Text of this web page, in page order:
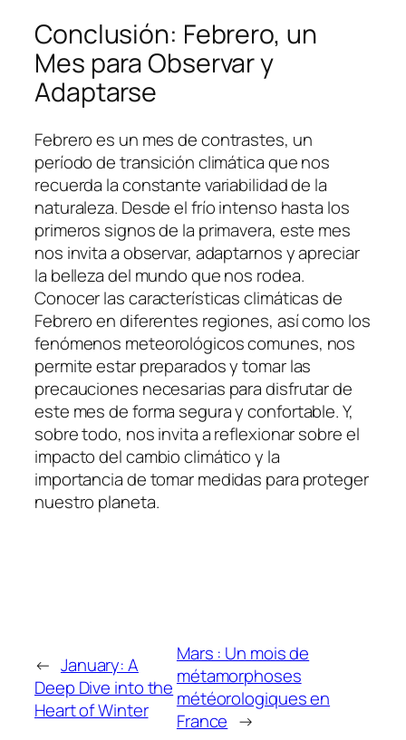
Conclusión: Febrero, un
Mes para Observar y
Adaptarse
Febrero es un mes de contrastes, un
período de transición climática que nos
recuerda la constante variabilidad de la
naturaleza. Desde el frío intenso hasta los
primeros signos de la primavera, este mes
nos invita a observar, adaptarnos y apreciar
la belleza del mundo que nos rodea.
Conocer las características climáticas de
Febrero en diferentes regiones, así como los
fenómenos meteorológicos comunes, nos
permite estar preparados y tomar las
precauciones necesarias para disfrutar de
este mes de forma segura y confortable. Y,
sobre todo, nos invita a reflexionar sobre el
impacto del cambio climático y la
importancia de tomar medidas para proteger
nuestro planeta.
← January: A
Deep Dive into the
Heart of Winter
Mars : Un mois de
métamorphoses
météorologiques en
France →